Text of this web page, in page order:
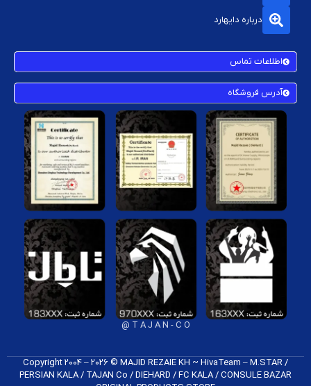
درباره دایهارد
اطلاعات تماس
آدرس فروشگاه
T A J A N - C O @
Copyright 2004 – 2026 © MAJID REZAIE KH ~ HivaTeam – M.STAR /
PERSIAN KALA / TAJAN Co / DIEHARD / FC K​ALA / CONSULE BAZAR